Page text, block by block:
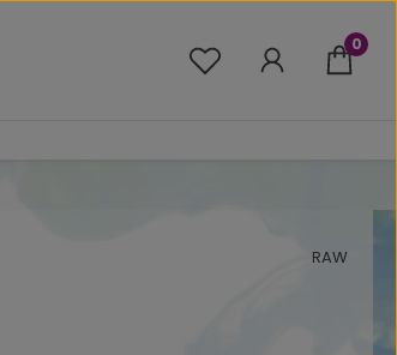
Du hast 0 Produkte
0
RAW